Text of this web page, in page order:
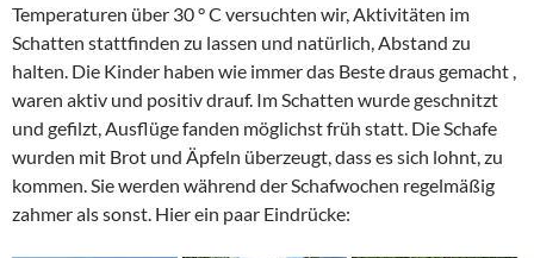
Temperaturen über 30 ° C versuchten wir, Aktivitäten im
Schatten stattfinden zu lassen und natürlich, Abstand zu
halten. Die Kinder haben wie immer das Beste draus gemacht ,
waren aktiv und positiv drauf. Im Schatten wurde geschnitzt
und gefilzt, Ausflüge fanden möglichst früh statt. Die Schafe
wurden mit Brot und Äpfeln überzeugt, dass es sich lohnt, zu
kommen. Sie werden während der Schafwochen regelmäßig
zahmer als sonst. Hier ein paar Eindrücke: